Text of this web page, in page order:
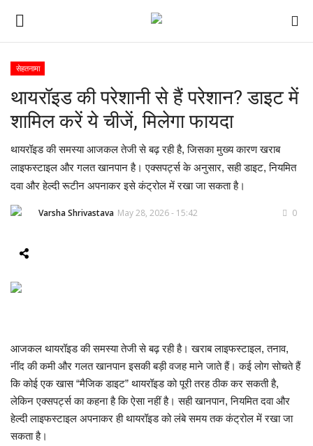
ई-पेपर
होम
Contact Us
Subscribe
मध्यप्रदेश
छत्तीसगढ़
मनोरंजन
सेहतनामा
थायरॉइड की परेशानी से हैं परेशान? डाइट में
शामिल करें ये चीजें, मिलेगा फायदा
थायरॉइड की समस्या आजकल तेजी से बढ़ रही है, जिसका मुख्य कारण खराब
लाइफस्टाइल और गलत खानपान है। एक्सपर्ट्स के अनुसार, सही डाइट, नियमित
दवा और हेल्दी रूटीन अपनाकर इसे कंट्रोल में रखा जा सकता है।
Varsha Shrivastava May 28, 2026 - 15:42 0
आजकल थायरॉइड की समस्या तेजी से बढ़ रही है। खराब लाइफस्टाइल, तनाव,
नींद की कमी और गलत खानपान इसकी बड़ी वजह माने जाते हैं। कई लोग सोचते हैं
कि कोई एक खास “मैजिक डाइट” थायरॉइड को पूरी तरह ठीक कर सकती है,
लेकिन एक्सपर्ट्स का कहना है कि ऐसा नहीं है। सही खानपान, नियमित दवा और
हेल्दी लाइफस्टाइल अपनाकर ही थायरॉइड को लंबे समय तक कंट्रोल में रखा जा
सकता है।